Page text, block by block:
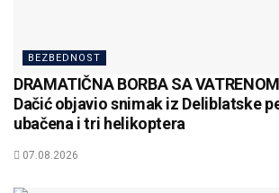
BEZBEDNOST
DRAMATIČNA BORBA SA
Dačić objavio snimak iz Deliblatske
ubačena i tri helikoptera
07.08.2026